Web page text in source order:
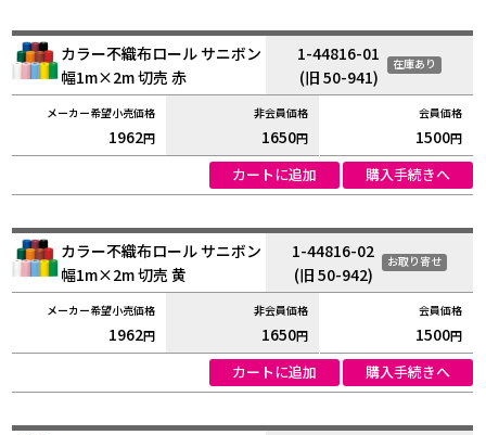
カラー不織布ロール サニボン
幅1m×2m 切売 赤
1-44816-01
(旧 50-941)
在庫あり
1962円 1650円 1500円
カートに追加 購入手続きへ
カラー不織布ロール サニボン
幅1m×2m 切売 黄
1-44816-02
(旧 50-942)
お取り寄せ
1962円 1650円 1500円
カートに追加 購入手続きへ